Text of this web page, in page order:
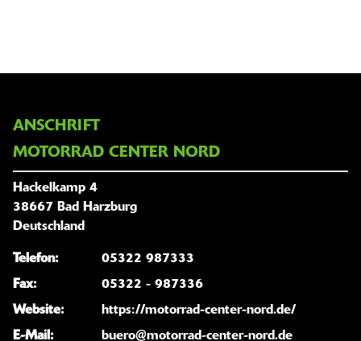
ANSCHRIFT
MOTORRAD CENTER NORD
Hackelkamp 4
38667 Bad Harzburg
Deutschland
Telefon:
05322 987333
Fax:
05322 - 987336
Website:
https://motorrad-center-nord.de/
E-Mail:
buero@motorrad-center-nord.de